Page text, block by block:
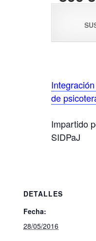
de
Impartido
SIDPaJ
DETALLES
Fecha:
28/05/2016